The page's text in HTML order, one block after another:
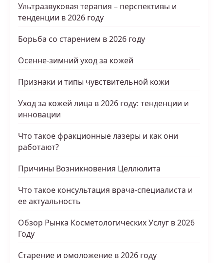
Ультразвуковая терапия – перспективы и
тенденции в 2026 году
Борьба со старением в 2026 году
Осенне-зимний уход за кожей
Признаки и типы чувствительной кожи
Уход за кожей лица в 2026 году: тенденции и
инновации
Что такое фракционные лазеры и как они
работают?
Причины Возникновения Целлюлита
Что такое консультация врача-специалиста и
ее актуальность
Обзор Рынка Косметологических Услуг в 2026
Году
Старение и омоложение в 2026 году